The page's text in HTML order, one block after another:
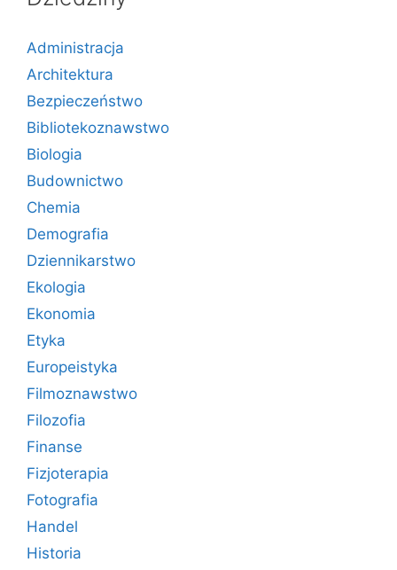
Administracja
Architektura
Bezpieczeństwo
Bibliotekoznawstwo
Biologia
Budownictwo
Chemia
Demografia
Dziennikarstwo
Ekologia
Ekonomia
Etyka
Europeistyka
Filmoznawstwo
Filozofia
Finanse
Fizjoterapia
Fotografia
Handel
Historia